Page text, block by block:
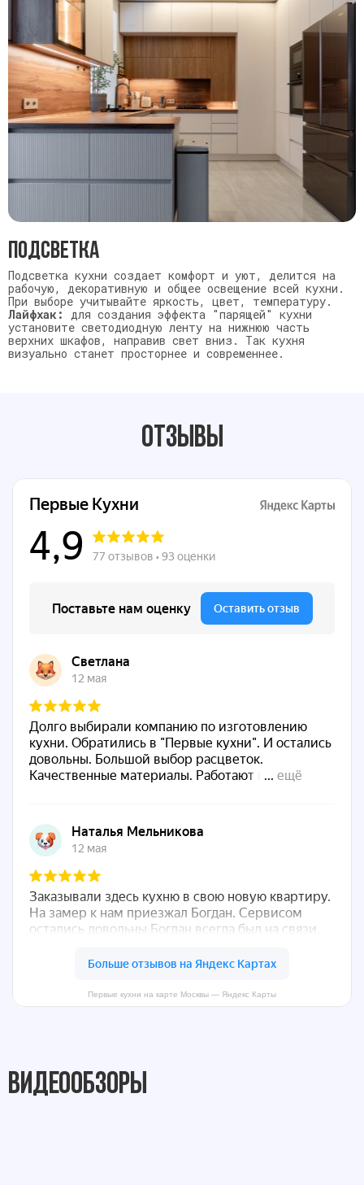
Подсветка
Подсветка кухни создает комфорт и уют, делится на
рабочую, декоративную и общее освещение всей кухни.
При выборе учитывайте яркость, цвет, температуру.
Лайфхак: для создания эффекта "парящей" кухни
установите светодиодную ленту на нижнюю часть
верхних шкафов, направив свет вниз. Так кухня
визуально станет просторнее и современнее.
Отзывы
Первые кухни на карте Москвы — Яндекс Карты
Видеообзоры